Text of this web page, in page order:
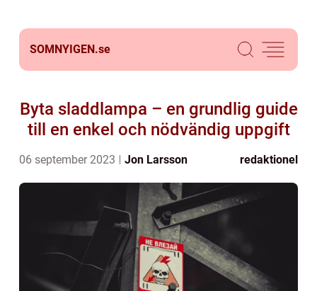
SOMNYIGEN.se
Byta sladdlampa – en grundlig guide
till en enkel och nödvändig uppgift
06 september 2023 Jon Larsson redaktionel